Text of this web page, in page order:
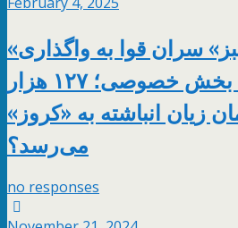
«چراغ سبز» سران قوا به واگذاری
ایران‌خودرو به بخش خصوصی؛ ۱۲۷ هزار
زیان انباشته به «کروز»
می‌رسد؟
no responses